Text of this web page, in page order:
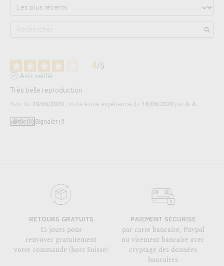
4/5
Avis vérifié
Très belle reproduction
Avis du 29/06/2020 , suite à une expérience du 18/06/2020 par A.A.
Utile(0) Signaler
RETOURS GRATUITS
15 jours pour
renvoyer gratuitement
votre commande (hors Suisse)
PAIEMENT SÉCURISÉ
par carte bancaire, Paypal
ou virement bancaire avec
cryptage des données
bancaires